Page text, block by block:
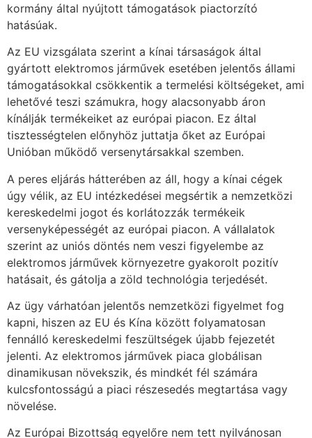
kormány által nyújtott támogatások piactorzító
hatásúak.
Az EU vizsgálata szerint a kínai társaságok által
gyártott elektromos járművek esetében jelentős állami
támogatásokkal csökkentik a termelési költségeket, ami
lehetővé teszi számukra, hogy alacsonyabb áron
kínálják termékeiket az európai piacon. Ez által
tisztességtelen előnyhöz juttatja őket az Európai
Unióban működő versenytársakkal szemben.
A peres eljárás hátterében az áll, hogy a kínai cégek
úgy vélik, az EU intézkedései megsértik a nemzetközi
kereskedelmi jogot és korlátozzák termékeik
versenyképességét az európai piacon. A vállalatok
szerint az uniós döntés nem veszi figyelembe az
elektromos járművek környezetre gyakorolt pozitív
hatásait, és gátolja a zöld technológia terjedését.
Az ügy várhatóan jelentős nemzetközi figyelmet fog
kapni, hiszen az EU és Kína között folyamatosan
fennálló kereskedelmi feszültségek újabb fejezetét
jelenti. Az elektromos járművek piaca globálisan
dinamikusan növekszik, és mindkét fél számára
kulcsfontosságú a piaci részesedés megtartása vagy
növelése.
Az Európai Bizottság egyelőre nem tett nyilvánosan